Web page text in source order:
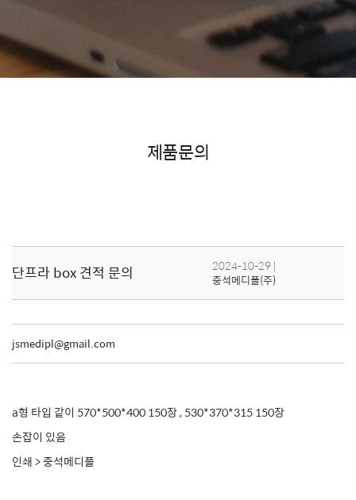
제품문의
단프라 box 견적 문의 2024-10-29 |
중석메디플(주)
jsmedipl@gmail.com
a형 타입 같이 570*500*400 150장 , 530*370*315 150장
손잡이 있음
인쇄 > 중석메디플